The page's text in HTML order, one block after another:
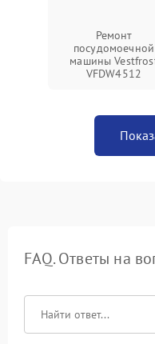
Ремонт
посудомоечной
машины
VFDW4512
FAQ. Ответы на